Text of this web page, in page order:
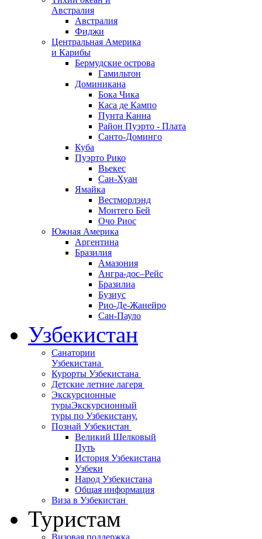
Австралия
Австралия
Фиджи
Центральная Америка
и Карибы
Бермудские острова
Гамильтон
Доминикана
Бока Чика
Каса де Кампо
Пунта Канна
Район Пуэрто - Плата
Санто-Доминго
Куба
Пуэрто Рико
Вьекес
Сан-Хуан
Ямайка
Вестморлэнд
Монтего Бей
Очо Риос
Южная Америка
Аргентина
Бразилия
Амазония
Ангра-дос–Рейс
Бразилиа
Бузиус
Рио-Де-Жанейро
Сан-Пауло
Узбекистан
Санатории
Узбекистана
Курорты Узбекистана
Детские летние лагеря
Экскурсионные
турыЭкскурсионный
туры по Узбекистану.
Познай Узбекистан
Великий Шелковый
Путь
История Узбекистана
Узбеки
Народ Узбекистана
Общая информация
Виза в Узбекистан
Туристам
Визовая поддержка